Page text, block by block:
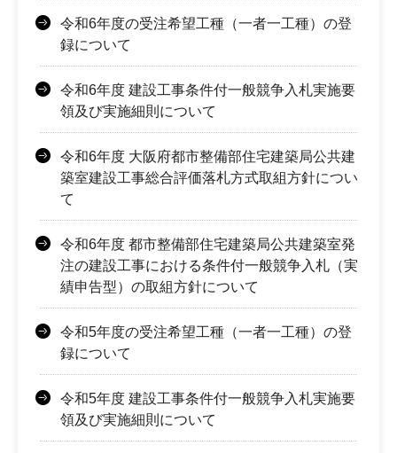
令和6年度の受注希望工種（一者一工種）の登
録について
令和6年度 建設工事条件付一般競争入札実施要
領及び実施細則について
令和6年度 大阪府都市整備部住宅建築局公共建
築室建設工事総合評価落札方式取組方針につい
て
令和6年度 都市整備部住宅建築局公共建築室発
注の建設工事における条件付一般競争入札（実
績申告型）の取組方針について
令和5年度の受注希望工種（一者一工種）の登
録について
令和5年度 建設工事条件付一般競争入札実施要
領及び実施細則について